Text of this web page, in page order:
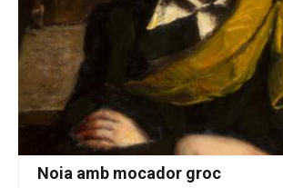
Noia amb mocador groc